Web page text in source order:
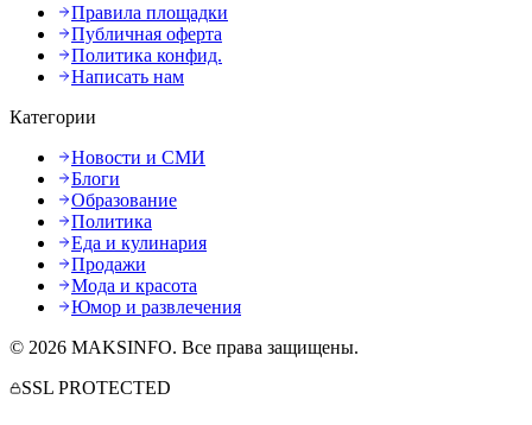
Правила площадки
Публичная оферта
Политика конфид.
Написать нам
Категории
Новости и СМИ
Блоги
Образование
Политика
Еда и кулинария
Продажи
Мода и красота
Юмор и развлечения
© 2026 MAKSINFO. Все права защищены.
SSL PROTECTED